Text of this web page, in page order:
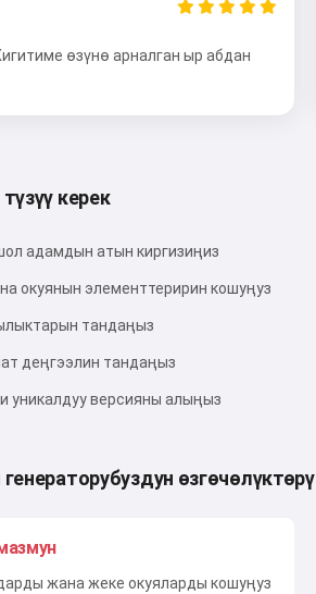
өзүнө арналган ыр абдан
керек
адамдын атын киргизиңиз
окуянын элементтеририн кошуңуз
тандаңыз
деңгээлин тандаңыз
уникалдуу версияны алыңыз
өзгөчөлүктөрү
жана жеке окуяларды кошуңуз
Салам 👋
жана куттуктоолорду
Сынап көрүү
кабыл алам: Кызмат көрсөтүү шарттары
саясаты